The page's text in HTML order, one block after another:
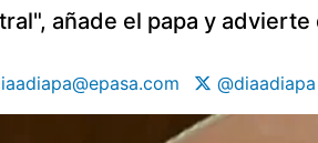
añade el papa y
@diaadiapa